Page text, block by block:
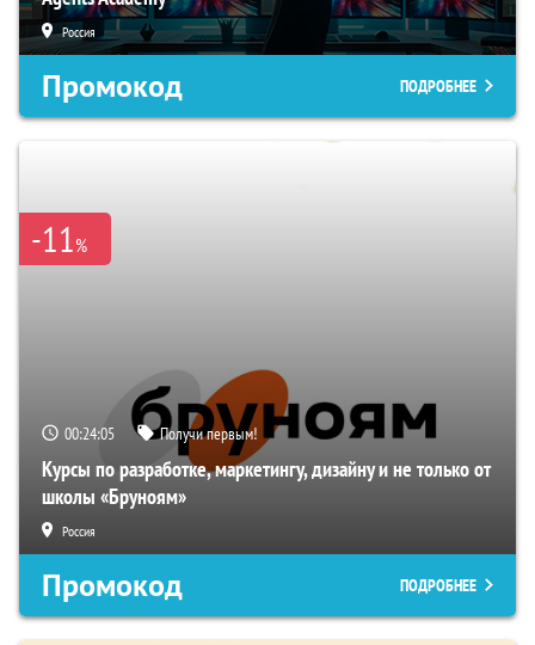
Россия
Промокод ПОДРОБНЕЕ
-11%
00:24:04 Получи первым!
Курсы по разработке, маркетингу, дизайну и не только от
школы «Бруноям»
Россия
Промокод ПОДРОБНЕЕ